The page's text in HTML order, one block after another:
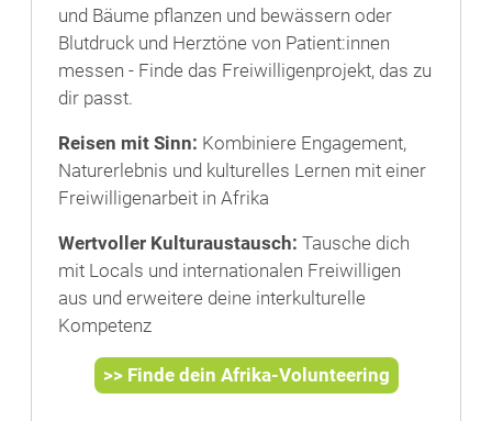
und Bäume pflanzen und bewässern oder
Blutdruck und Herztöne von Patient:innen
messen - Finde das Freiwilligenprojekt, das zu
dir passt.
Reisen mit Sinn: Kombiniere Engagement,
Naturerlebnis und kulturelles Lernen mit einer
Freiwilligenarbeit in Afrika
Wertvoller Kulturaustausch: Tausche dich
mit Locals und internationalen Freiwilligen
aus und erweitere deine interkulturelle
Kompetenz
>> Finde dein Afrika-Volunteering